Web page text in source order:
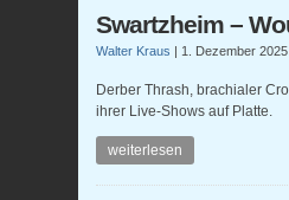
Swartzheim –
Walter Kraus | 1. Dezember 2025
Derber Thrash, brachialer
ihrer Live-Shows auf Platte.
weiterlesen